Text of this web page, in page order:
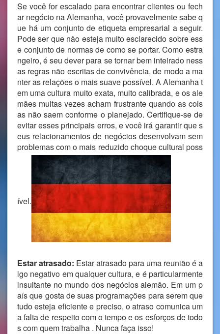
Se você for escalado para encontrar clientes ou fech
ar negócio na Alemanha, você provavelmente sabe q
ue há um conjunto de etiqueta empresarial a seguir.
Pode ser que não esteja muito esclarecido sobre ess
e conjunto de normas de como se portar. Como estra
ngeiro, é seu dever para se tornar bem inteirado ness
as regras não escritas de convivência, de modo a ma
nter as relações o mais suave possível. A Alemanha t
em uma cultura muito exata, muito calibrada, e os ale
mães muitas vezes acham frustrante quando as cois
as não saem conforme o planejado. Certifique-se de
evitar esses principais erros, e você irá garantir que s
eus relacionamentos de negócios desenvolvam sem
problemas com o mais reduzido choque cultural poss
ível.
Estar atrasado: Estar atrasado para uma reunião é a
lgo negativo em qualquer cultura, e é particularmente
insultante no mundo dos negócios alemão. Em um p
aís que gosta de suas programações para serem que
tudo esteja eficiente e preciso, o atraso comunica um
a falta de respeito com o tempo e os esforços de todo
s com quem trabalha . Nunca faça isso!